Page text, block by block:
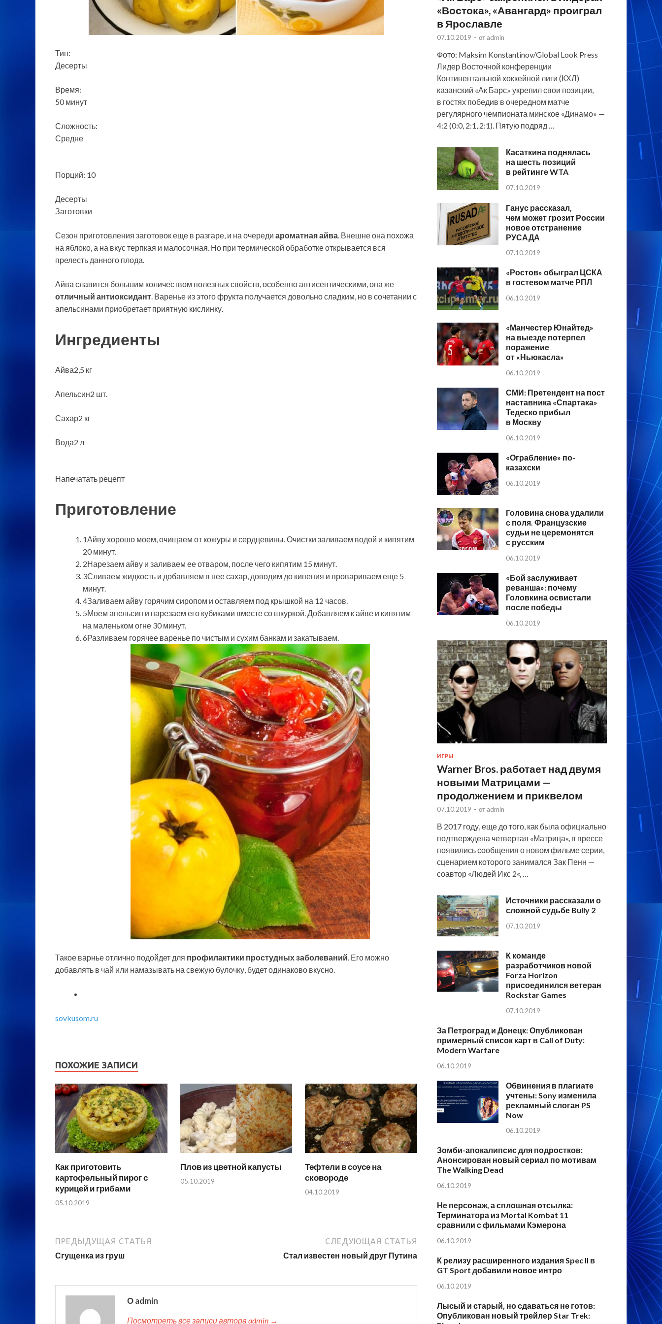
Тип:
Десерты
Время:
50 минут
Сложность:
Средне
Порций: 10
Десерты
Заготовки
Сезон приготовления заготовок еще в разгаре, и на очереди ароматная айва. Внешне она похожа
на яблоко, а на вкус терпкая и малосочная. Но при термической обработке открывается вся
прелесть данного плода.
Айва славится большим количеством полезных свойств, особенно антисептическими, она же
отличный антиоксидант. Варенье из этого фрукта получается довольно сладким, но в сочетании с
апельсинами приобретает приятную кислинку.
Ингредиенты
Айва2,5 кг
Апельсин2 шт.
Сахар2 кг
Вода2 л
Напечатать рецепт
Приготовление
1Айву хорошо моем, очищаем от кожуры и сердцевины. Очистки заливаем водой и кипятим
20 минут.
2Нарезаем айву и заливаем ее отваром, после чего кипятим 15 минут.
3Сливаем жидкость и добавляем в нее сахар, доводим до кипения и провариваем еще 5
минут.
4Заливаем айву горячим сиропом и оставляем под крышкой на 12 часов.
5Моем апельсин и нарезаем его кубиками вместе со шкуркой. Добавляем к айве и кипятим
на маленьком огне 30 минут.
6Разливаем горячее варенье по чистым и сухим банкам и закатываем.
Такое варнье отлично подойдет для профилактики простудных заболеваний. Его можно
добавлять в чай или намазывать на свежую булочку, будет одинаково вкусно.
sovkusom.ru
ПОХОЖИЕ ЗАПИСИ
Как приготовить
картофельный пирог с
курицей и грибами
05.10.2019
Плов из цветной капусты
05.10.2019
Тефтели в соусе на
сковороде
04.10.2019
ПРЕДЫДУЩАЯ СТАТЬЯ
Сгущенка из груш
СЛЕДУЮЩАЯ СТАТЬЯ
Стал известен новый друг Путина
О admin
Посмотреть все записи автора admin →
«Востока», «Авангард» проиграл
в Ярославле
07.10.2019 - от admin
Фото: Maksim Konstantinov/Global Look Press
Лидер Восточной конференции
Континентальной хоккейной лиги (КХЛ)
казанский «Ак Барс» укрепил свои позиции,
в гостях победив в очередном матче
регулярного чемпионата минское «Динамо» —
4:2 (0:0, 2:1, 2:1). Пятую подряд …
Касаткина поднялась
на шесть позиций
в рейтинге WTA
07.10.2019
Ганус рассказал,
чем может грозит России
новое отстранение
РУСАДА
07.10.2019
«Ростов» обыграл ЦСКА
в гостевом матче РПЛ
06.10.2019
«Манчестер Юнайтед»
на выезде потерпел
поражение
от «Ньюкасла»
06.10.2019
СМИ: Претендент на пост
наставника «Спартака»
Тедеско прибыл
в Москву
06.10.2019
«Ограбление» по-
казахски
06.10.2019
Головина снова удалили
с поля. Французские
судьи не церемонятся
с русским
06.10.2019
«Бой заслуживает
реванша»: почему
Головкина освистали
после победы
06.10.2019
ИГРЫ
Warner Bros. работает над двумя
новыми Матрицами —
продолжением и приквелом
07.10.2019 - от admin
В 2017 году, еще до того, как была официально
подтверждена четвертая «Матрица«, в прессе
появились сообщения о новом фильме серии,
сценарием которого занимался Зак Пенн —
соавтор «Людей Икс 2«, …
Источники рассказали о
сложной судьбе Bully 2
07.10.2019
К команде
разработчиков новой
Forza Horizon
присоединился ветеран
Rockstar Games
07.10.2019
За Петроград и Донецк: Опубликован
примерный список карт в Call of Duty:
Modern Warfare
06.10.2019
Обвинения в плагиате
учтены: Sony изменила
рекламный слоган PS
Now
06.10.2019
Зомби-апокалипсис для подростков:
Анонсирован новый сериал по мотивам
The Walking Dead
06.10.2019
Не персонаж, а сплошная отсылка:
Терминатора из Mortal Kombat 11
сравнили с фильмами Кэмерона
06.10.2019
К релизу расширенного издания Spec II в
GT Sport добавили новое интро
06.10.2019
Лысый и старый, но сдаваться не готов:
Опубликован новый трейлер Star Trek: